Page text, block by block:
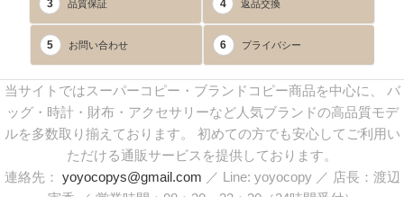
3 品質保証 4 返品交換
5 お問い合わせ 6 プライバシー
当サイトではスーパーコピー・ブランドコピー商品を中心に、 バ
ッグ・時計・財布・アクセサリーなど人気ブランドの高品質モデ
ルを多数取り揃えております。 初めての方でも安心してご利用い
ただける通販サービスを提供しております。
連絡先： yoyocopys@gmail.com ／ Line: yoyocopy ／ 店長：渡辺